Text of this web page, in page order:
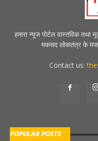
हमारा न्यूज पोर्टल वास्तविक
मकसद लोकतंत्र के
Contact us:
POPULAR POSTS